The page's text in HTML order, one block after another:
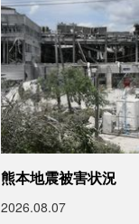
熊本地震被害状況
2026.08.07